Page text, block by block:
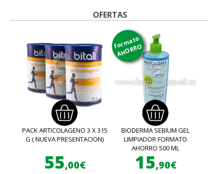
OFERTAS
PACK ARTICOLAGENO 3 X 315
G ( NUEVA PRESENTACION)
55,00€
formato
AHORRO
BIODERMA SEBIUM GEL
LIMPIADOR FORMATO
AHORRO 500 ML
15,90€